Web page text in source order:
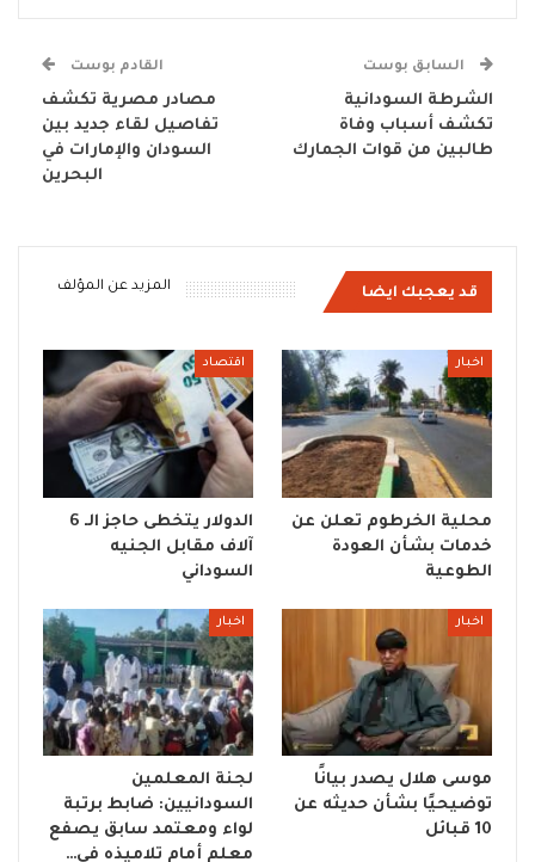
السابق بوست
الشرطة السودانية
تكشف أسباب وفاة
طالبين من قوات الجمارك
القادم بوست
مصادر مصرية تكشف
تفاصيل لقاء جديد بين
السودان والإمارات في
البحرين
قد يعجبك ايضا المزيد عن المؤلف
اخبار
محلية الخرطوم تعلن عن
خدمات بشأن العودة
الطوعية
اقتصاد
الدولار يتخطى حاجز الـ 6
آلاف مقابل الجنيه
السوداني
اخبار
موسى هلال يصدر بيانًا
توضيحيًا بشأن حديثه عن
10 قبائل
اخبار
لجنة المعلمين
السودانيين: ضابط برتبة
لواء ومعتمد سابق يصفع
معلم أمام تلاميذه في…